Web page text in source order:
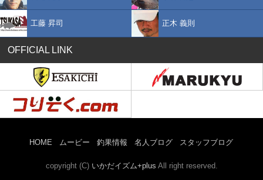
工藤 昇司 正木 義則
OFFICIAL LINK
HOME ムービー 釣果情報 名人ブログ スタッフブログ
copyright (C) いかだイズム+plus All right reserved.